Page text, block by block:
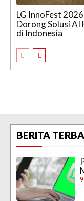
LG InnoFest 2026
Dorong Solusi AI
di Indonesia
BERITA